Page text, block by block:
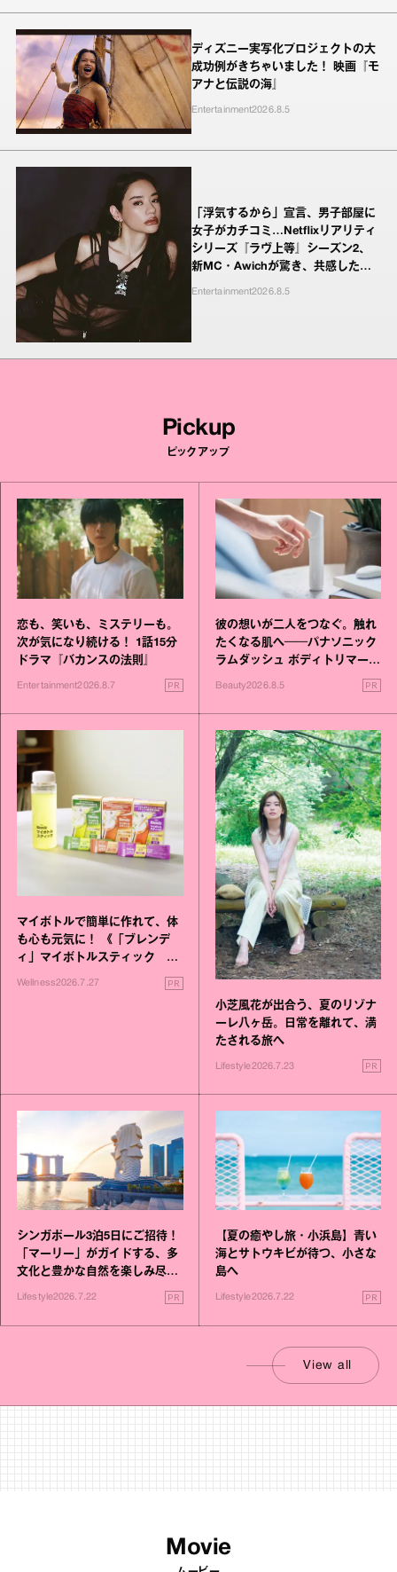
ディズニー実写化プロジェクトの大
成功例がきちゃいました！ 映画『モ
アナと伝説の海』
Entertainment2026.8.5
「浮気するから」宣言、男子部屋に
女子がカチコミ…Netflixリアリティ
シリーズ『ラヴ上等』シーズン2、
新MC・Awichが驚き、共感したヤ
Entertainment2026.8.5
Pickup
ピックアップ
恋も、笑いも、ミステリーも。
次が気になり続ける！ 1話15分
ドラマ『バカンスの法則』
Entertainment2026.8.7 PR
彼の想いが二人をつなぐ。触れ
たくなる肌へ──パナソニック
ラムダッシュ ボディトリマーが
Beauty2026.8.5 PR
マイボトルで簡単に作れて、体
も心も元気に！ 《「ブレンデ
ィ」マイボトルスティック い
いこと毎日》シリーズが誕生
Wellness2026.7.27 PR
小芝風花が出合う、夏のリゾナ
ーレ八ヶ岳。日常を離れて、満
たされる旅へ
Lifestyle2026.7.23 PR
シンガポール3泊5日にご招待！
「マーリー」がガイドする、多
文化と豊かな自然を楽しみ尽く
Lifestyle2026.7.22 PR
【夏の癒やし旅・小浜島】青い
海とサトウキビが待つ、小さな
島へ
Lifestyle2026.7.22 PR
View all
Movie